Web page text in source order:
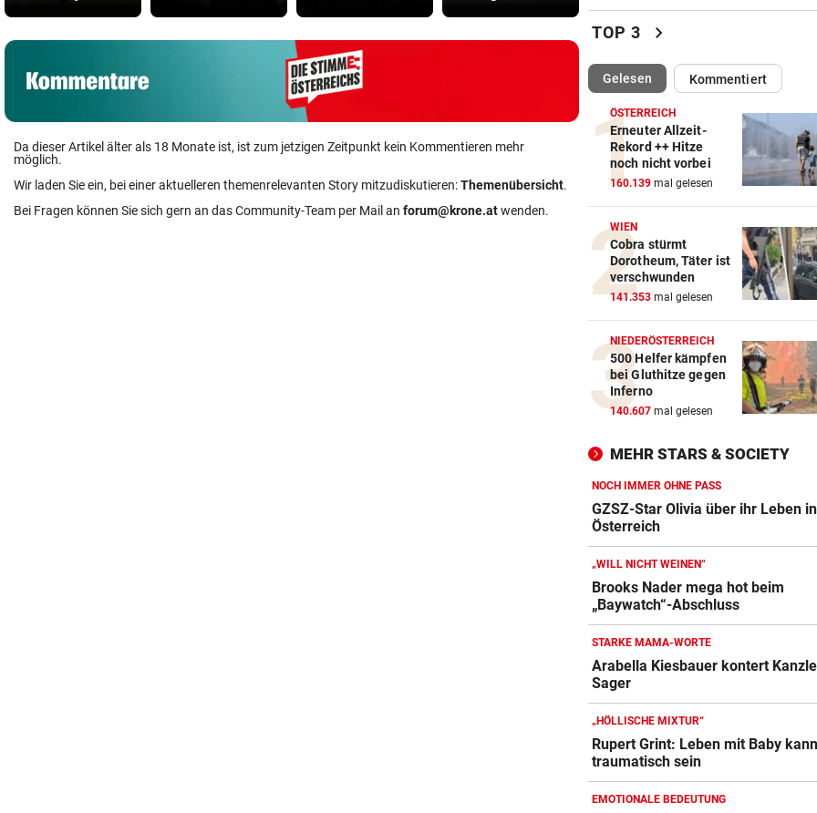
Da dieser Artikel älter als 18 Monate ist, ist zum jetzigen Zeitpunkt kein Kommentieren mehr
möglich.
Wir laden Sie ein, bei einer aktuelleren themenrelevanten Story mitzudiskutieren:Themenübersicht.
Bei Fragen können Sie sich gern an das Community-Team per Mail an forum@krone.atwenden.
Wienerin stieß vor 100 Jahren
Rekord für Ewigkeit
NACH FRANKFURT-WECHSEL
Klepeisz: „Herausforderung,
ich haben wollte“
ANDREAS HERZOG: vor
„Nur Pflicht erfüllt,
Ausrufezeichen!“
VERATSCHNIG GEGEN „EX“ vor
Bullen-Ass: „Dann würde
gegen den WAC jubeln!“
„EXTREM ANSTRENGEND“
Arzt auf Auslandsmission:
„Südsudan ist vergessen“
MÜHSAME ENERGIEWENDE vor
brauchen Geduld
„KRONE“-KOMMENTAR vor
Das Märchen der deutschen
Autobauer
LANGEWEILE ALS MOTIV
Jugendbande machte auch
Gotteshaus nicht Halt
TOP 3 chevron_right
Gelesen(ausgewählt)Kommentiert
ÖSTERREICH
Erneuter Allzeit-
Rekord ++ Hitze
noch nicht vorbei
160.139 mal gelesen
WIEN
Cobra stürmt
Dorotheum, Täter ist
verschwunden
141.353 mal gelesen
NIEDERÖSTERREICH
500 Helfer kämpfen
bei Gluthitze gegen
Inferno
140.607 mal gelesen
MEHR STARS & SOCIETY
NOCH IMMER OHNE PASS
GZSZ-Star Olivia über ihr Leben in
Österreich
„WILL NICHT WEINEN“
Brooks Nader mega hot beim
„Baywatch“-Abschluss
STARKE MAMA-WORTE
Arabella Kiesbauer kontert
Sager
„HÖLLISCHE MIXTUR“
Rupert Grint: Leben mit Baby kann
traumatisch sein
EMOTIONALE BEDEUTUNG